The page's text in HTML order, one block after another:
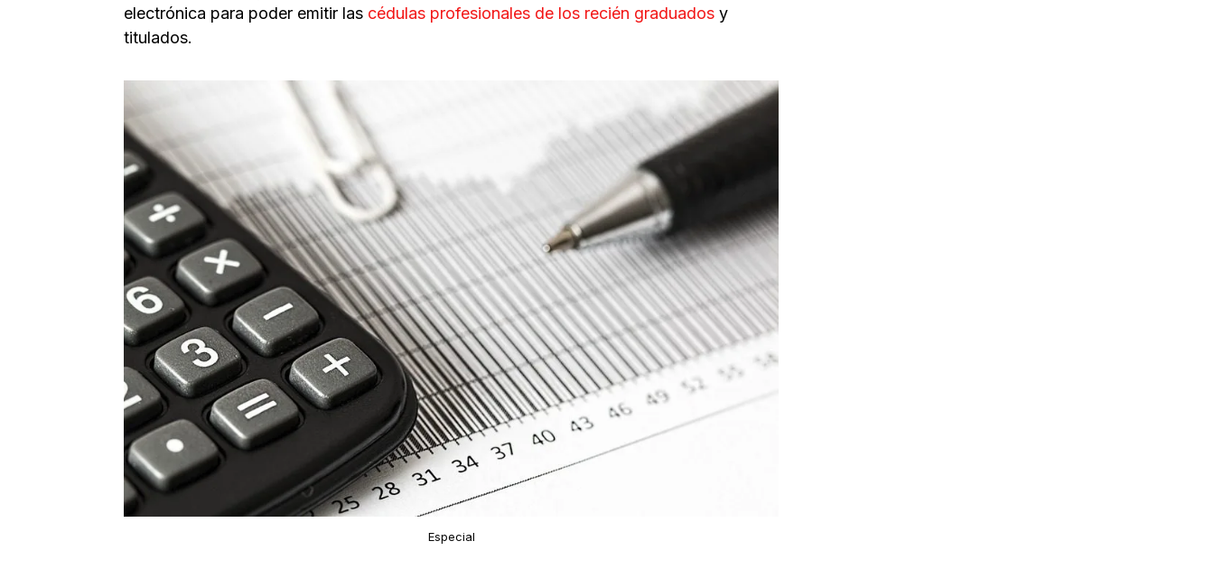
electrónica para poder emitir las cédulas profesionales de los recién graduados y
titulados.
Especial